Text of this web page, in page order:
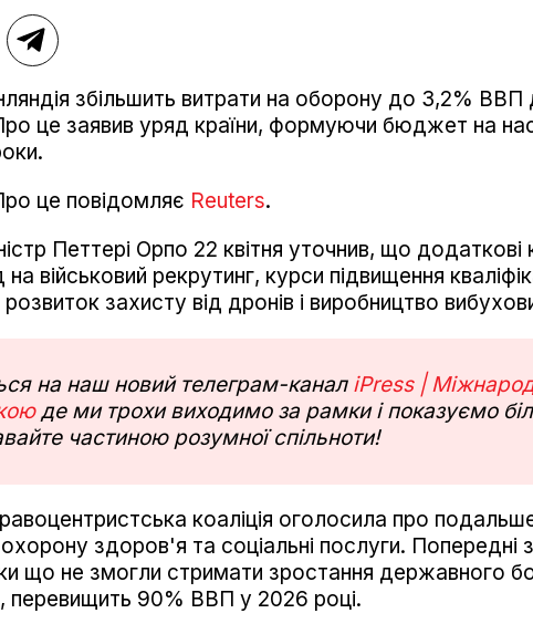
збільшить витрати на оборону до 3,2%
це заявив уряд країни, формуючи бюджет на
це повідомляє Reuters.
Петтері Орпо 22 квітня уточнив, що
військовий рекрутинг, курси підвищення
розвиток захисту від дронів і виробництво
на наш новий телеграм-канал iPress |
де ми трохи виходимо за рамки і показуємо
частиною розумної спільноти!
коаліція оголосила про
охорону здоров'я та соціальні послуги. Попередні
що не змогли стримати зростання державного
перевищить 90% ВВП у 2026 році.